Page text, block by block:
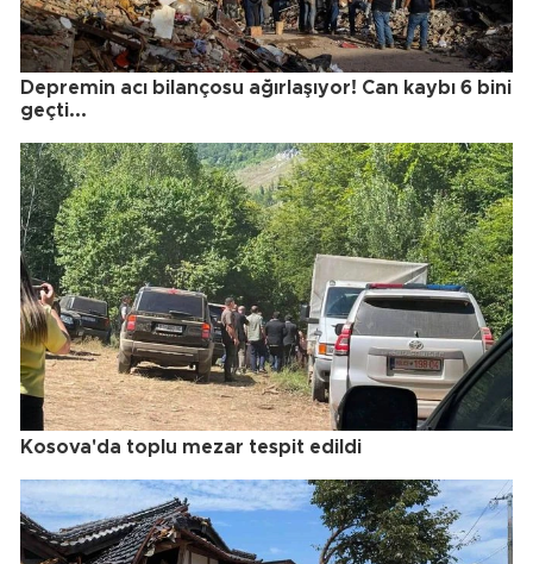
Depremin acı bilançosu ağırlaşıyor! Can kaybı 6 bini
geçti...
Kosova'da toplu mezar tespit edildi